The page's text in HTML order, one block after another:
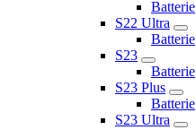
Batterie
S22 Ultra
Batterie
S23
Batterie
S23 Plus
Batterie
S23 Ultra